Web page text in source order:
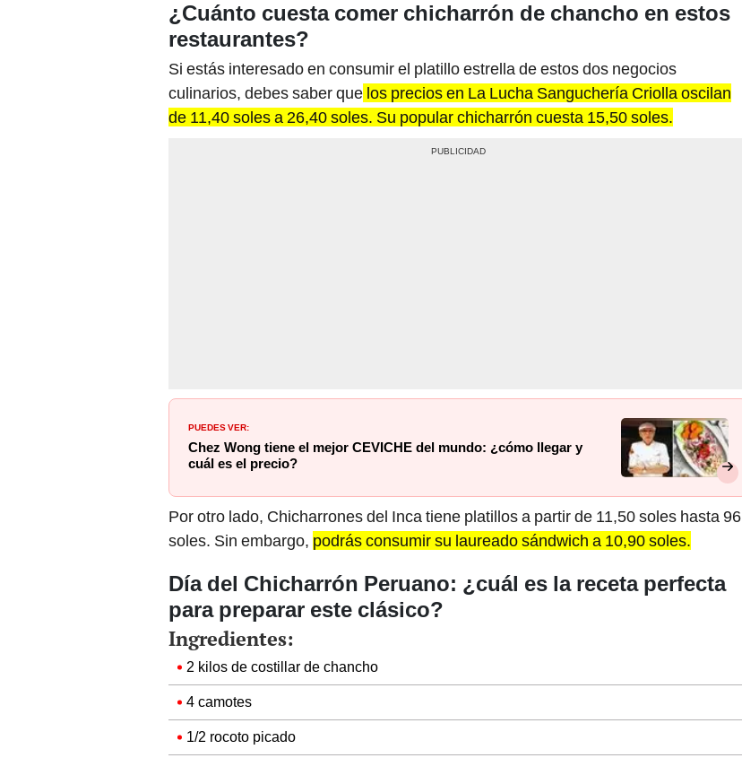
¿Cuánto cuesta comer chicharrón de chancho en estos
restaurantes?
Si estás interesado en consumir el platillo estrella de estos dos negocios
culinarios, debes saber que los precios en La Lucha Sanguchería Criolla oscilan
de 11,40 soles a 26,40 soles. Su popular chicharrón cuesta 15,50 soles.
PUEDES VER:
Chez Wong tiene el mejor CEVICHE del mundo: ¿cómo llegar y
cuál es el precio?
Por otro lado, Chicharrones del Inca tiene platillos a partir de 11,50 soles hasta 96
soles. Sin embargo, podrás consumir su laureado sándwich a 10,90 soles.
Día del Chicharrón Peruano: ¿cuál es la receta perfecta
para preparar este clásico?
Ingredientes:
2 kilos de costillar de chancho
4 camotes
1/2 rocoto picado